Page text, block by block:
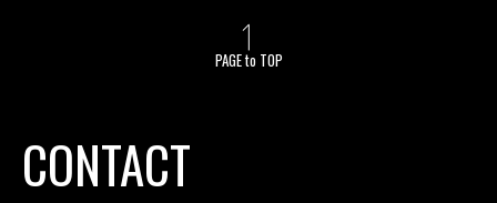
PAGE to TOP
CONTACT